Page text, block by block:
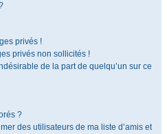
privés !
privés non sollicités !
de la part de quelqu’un sur ce
?
des utilisateurs de ma liste d’amis et